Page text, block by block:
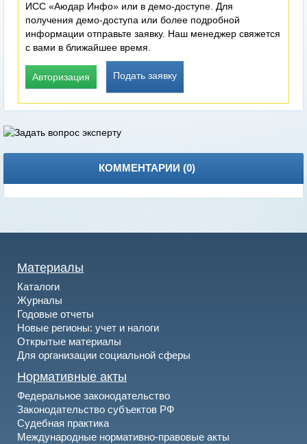
ИСС «Аюдар Инфо» или в демо-доступе. Для
получения демо-доступа или более подробной
информации отправьте заявку. Наш менеджер свяжется
с вами в ближайшее время.
Авторизация Подать заявку
КОММЕНТАРИИ (0)
Материалы
Каталоги
Журналы
Годовые отчеты
Новые регионы: учет и налоги
Открытые материалы
Для организации социальной сферы
Нормативные акты
Федеральное законодательство
Законодательство субъектов РФ
Судебная практика
Международные нормативно-правовые акты